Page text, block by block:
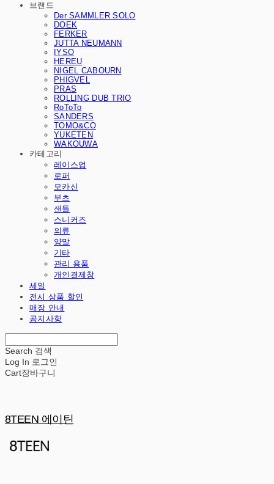
브랜드
Der SAMMLER SOLO
DOEK
FERKER
JUTTA NEUMANN
IYSO
HEREU
NIGEL CABOURN
PHIGVEL
PRAS
ROLLING DUB TRIO
RoToTo
SANDERS
TOMO&CO
YUKETEN
WAKOUWA
카테고리
레이스업
로퍼
모카신
부츠
샌들
스니커즈
의류
양말
기타
관리 용품
개인결제창
세일
전시 상품 할인
매장 안내
공지사항
Search 검색
Log In 로그인
Cart장바구니
8TEEN 에이틴